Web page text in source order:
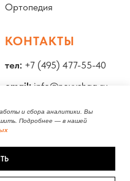
и сбора аналитики. Вы
Подробнее — в нашей
Ортопедия
КОНТАКТЫ
тел: +7 (495) 477-55-40
email: info@novyshag.ru
адрес:
Москва, улица
Бахрушина, 15, стр. 2